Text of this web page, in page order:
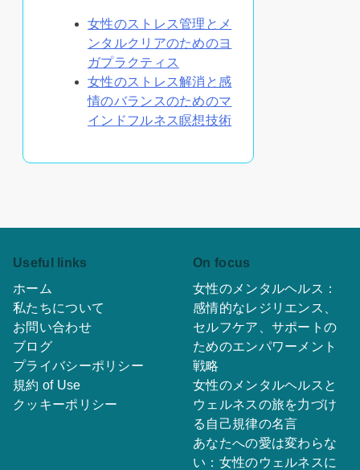
女性のストレス管理とメ
ンタルクリアのためのヨ
ガプラクティス
女性のストレス解消と感
情のバランスのためのマ
インドフルネス瞑想技術
Useful links
ホーム
私たちについて
お問い合わせ
ブログ
プライバシーポリシー
規約 of Use
クッキーポリシー
On focus
女性のメンタルヘルス：
感情的なレジリエンス、
セルフケア、サポートの
ためのエンパワーメント
戦略
女性のメンタルヘルスと
ウェルネスの旅を力づけ
る自己規律の名言
あなたへの愛は変わらな
い：女性のウェルネスに